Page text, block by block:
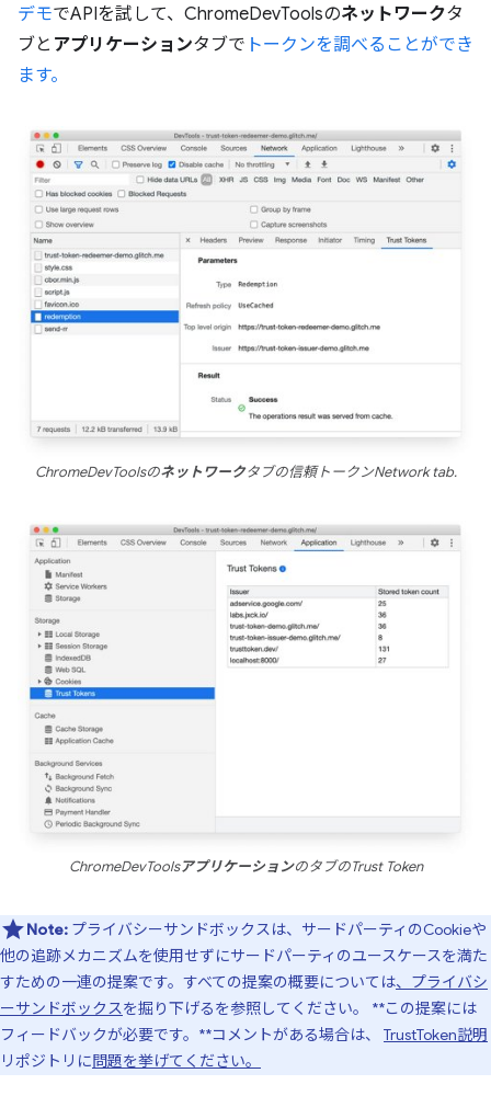
デモでAPIを試して、ChromeDevToolsのネットワークタ
ブと アプリケーションタブで トークンを調べることができ
ます。
ChromeDevToolsのネットワークタブの信頼トークンNetwork tab.
ChromeDevToolsアプリケーションのタブのTrust Token
Note: プライバシーサンドボックスは、サードパーティのCookieや
他の追跡メカニズムを使用せずにサードパーティのユースケースを満た
すための一連の提案です。すべての提案の概要については、プライバシ
ーサンドボックスを掘り下げるを参照してください。 **この提案には
フィードバックが必要です。**コメントがある場合は、 TrustToken説明
リポジトリに問題を挙げてください。